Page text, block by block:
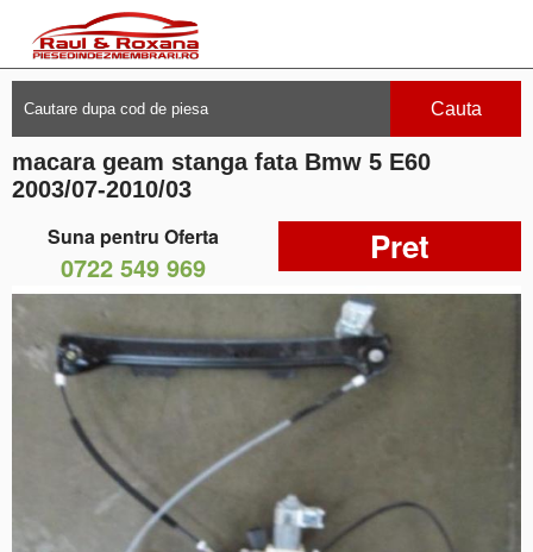
Cauta
macara geam stanga fata Bmw 5 E60
2003/07-2010/03
Suna pentru Oferta
0722 549 969 Pret